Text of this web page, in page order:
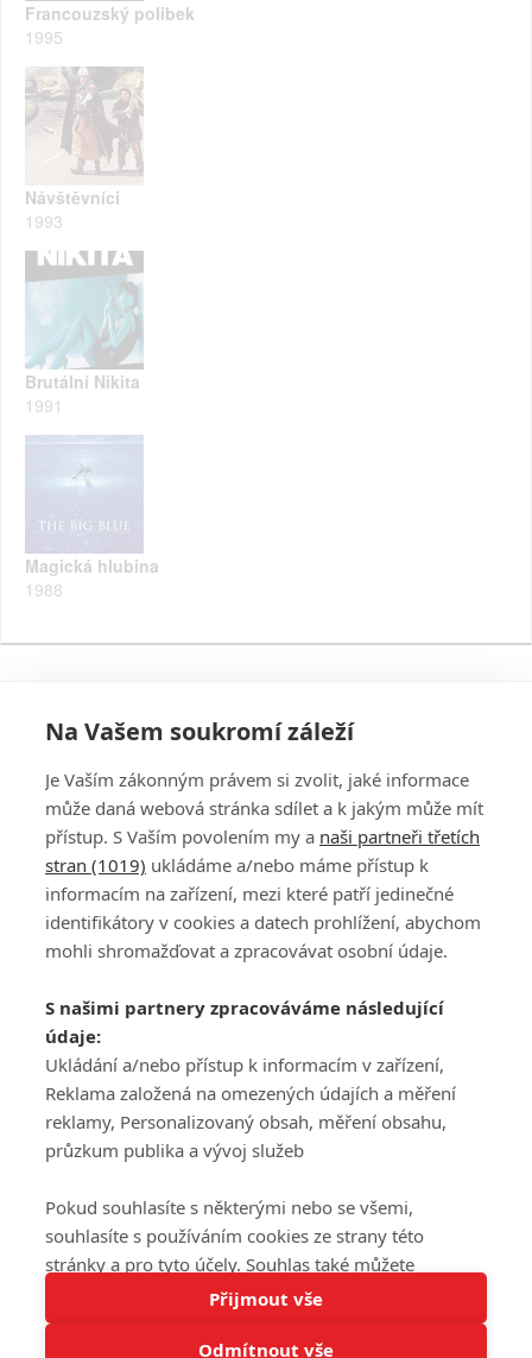
Tato stránka používá soubory cookies.
Francouzský polibek
1995
Návštěvníci
1993
Brutální Nikita
1991
Magická hlubina
1988
PŘIHLÁSIT
REGISTROVAT
DISKUZE
Šéfredaktorkou webu jePetr Slavík, e-mailserialy@fandimefilmu.cz
Máte-li zájem o inzerci na našem webu napište nám na e-mail
studio@koncal.com
Ochrana osobních údajů|Zásady používání cookies |Pravidla webu
Upravit nastavení soukromí
© 2016 – 2026 FandimeSerialum.cz / All rights reserved /
Na Vašem soukromí záleží
Je Vaším zákonným právem si zvolit, jaké informace
může daná webová stránka sdílet a k jakým může mít
přístup. S Vaším povolením my a naši partneři třetích
stran (1019) ukládáme a/nebo máme přístup k
informacím na zařízení, mezi které patří jedinečné
identifikátory v cookies a datech prohlížení, abychom
mohli shromažďovat a zpracovávat osobní údaje.
S našimi partnery zpracováváme následující
údaje:
Ukládání a/nebo přístup k informacím v zařízení,
Reklama založená na omezených údajích a měření
reklamy, Personalizovaný obsah, měření obsahu,
průzkum publika a vývoj služeb
Pokud souhlasíte s některými nebo se všemi,
souhlasíte s používáním cookies ze strany této
stránky a pro tyto účely. Souhlas také můžete
odmítnout, ale v takovém případě vám na stránce
nebudou k dispozici některé personalizované funkce.
Vaše volby souhlasu se budou vztahovat pouze na
Přijmout vše
Odmítnout vše